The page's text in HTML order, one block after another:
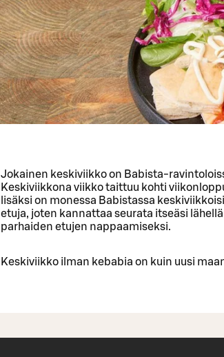
Jokainen keskiviikko on Babista-
Keskiviikkona viikko taittuu kohti
lisäksi on monessa Babistassa
etuja, joten kannattaa seurata itseäsi
parhaiden etujen nappaamiseksi.
Keskiviikko ilman kebabia on kuin uusi